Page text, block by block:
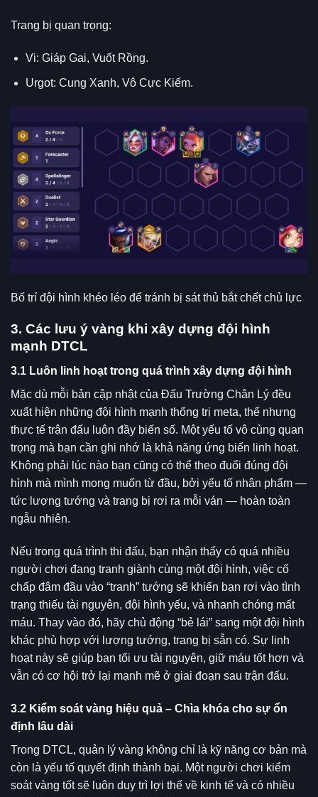
Trang bị quan trọng:
Vi: Giáp Gai, Vuốt Rồng.
Urgot: Cung Xanh, Vô Cực Kiếm.
Bố trí đội hình khéo léo để tránh bị sát thủ bắt chết chủ lực
3. Các lưu ý vàng khi xây dựng đội hình
mạnh DTCL
3.1 Luôn linh hoạt trong quá trình xây dựng đội hình
Mặc dù mỗi bản cập nhật của Đấu Trường Chân Lý đều
xuất hiện những đội hình mạnh thống trị meta, thế nhưng
thực tế trận đấu luôn đầy biến số. Một yếu tố vô cùng quan
trọng mà bạn cần ghi nhớ là khả năng ứng biến linh hoạt.
Không phải lúc nào bạn cũng có thể theo đuổi đúng đội
hình mà mình mong muốn từ đầu, bởi yếu tố nhân phẩm —
tức lượng tướng và trang bị rơi ra mỗi ván — hoàn toàn
ngẫu nhiên.
Nếu trong quá trình thi đấu, bạn nhận thấy có quá nhiều
người chơi đang tranh giành cùng một đội hình, việc cố
chấp đâm đầu vào “tranh” tướng sẽ khiến bạn rơi vào tình
trạng thiếu tài nguyên, đội hình yếu, và nhanh chóng mất
máu. Thay vào đó, hãy chủ động “bẻ lái” sang một đội hình
khác phù hợp với lượng tướng, trang bị sẵn có. Sự linh
hoạt này sẽ giúp bạn tối ưu tài nguyên, giữ máu tốt hơn và
vẫn có cơ hội trở lại mạnh mẽ ở giai đoạn sau trận đấu.
3.2 Kiểm soát vàng hiệu quả – Chìa khóa cho sự ổn
định lâu dài
Trong DTCL, quản lý vàng không chỉ là kỹ năng cơ bản mà
còn là yếu tố quyết định thành bại. Một người chơi kiểm
soát vàng tốt sẽ luôn duy trì lợi thế về kinh tế và có nhiều